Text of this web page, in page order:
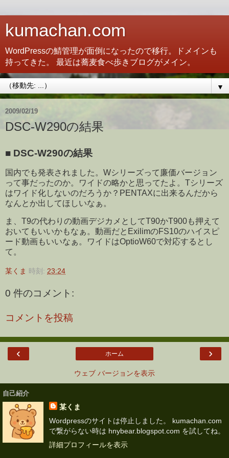
kumachan.com
WordPressの鯖管理が面倒になったので移行。ドメインも
持ってきた。 最近は蕎麦食べ歩きブログがメイン。
▼
2009/02/19
DSC-W290の結果
■ DSC-W290の結果
国内でも発表されました。Wシリーズって廉価バージョン
って事だったのか。ワイドの略かと思ってたよ。Tシリーズ
はワイド化しないのだろうか？PENTAXに出来るんだから
なんとか出してほしいなぁ。
ま、T9の代わりの動画デジカメとしてT90かT900も押えて
おいてもいいかもなぁ。動画だとExilimのFS10のハイスピ
ード動画もいいなぁ。ワイドはOptioW60で対応するとし
て。
某くま 時刻: 23:24
0 件のコメント:
コメントを投稿
‹ ›
ホーム
ウェブ バージョンを表示
自己紹介
某くま
Wordpressのサイトは停止しました。 kumachan.com
で繋がらない時は hnybear.blogspot.com を試してね。
詳細プロフィールを表示